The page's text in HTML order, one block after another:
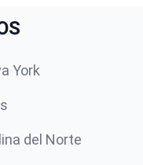
York
del Norte